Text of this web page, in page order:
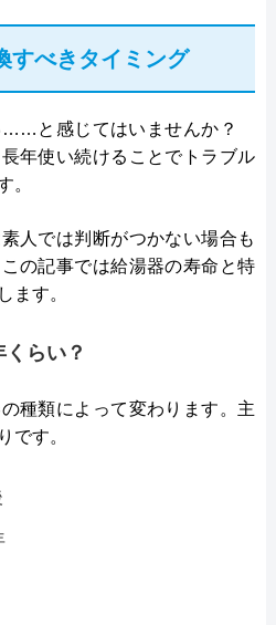
すべきタイミング
……と感じてはいませんか？
年使い続けることでトラブル
。
人では判断がつかない場合も
の記事では給湯器の寿命と特
ます。
らい？
種類によって変わります。主
です。